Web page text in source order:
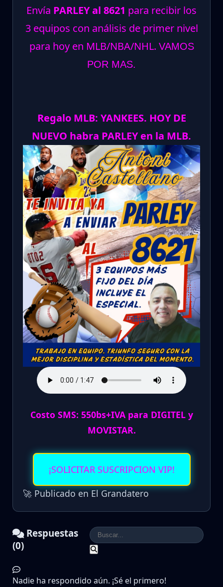
Envía PARLEY al 8621 para recibir los
3 equipos con análisis de primer nivel
para hoy en MLB/NBA/NHL. VAMOS
POR MAS.
Regalo MLB: YANKEES. HOY DE
NUEVO habra PARLEY en la MLB.
Costo SMS: 550bs+IVA para DIGITEL y
MOVISTAR.
¡SOLICITAR SUSCRIPCION VIP!
🚀 Publicado en El Grandatero
Respuestas
(0)
Nadie ha respondido aún. ¡Sé el primero!